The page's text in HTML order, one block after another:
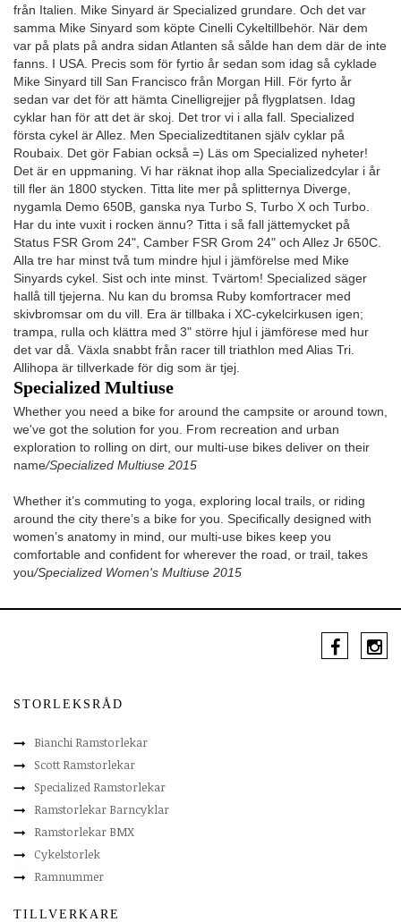
från Italien. Mike Sinyard är Specialized grundare. Och det var
samma Mike Sinyard som köpte Cinelli Cykeltillbehör. När dem
var på plats på andra sidan Atlanten så sålde han dem där de inte
fanns. I USA. Precis som för fyrtio år sedan som idag så cyklade
Mike Sinyard till San Francisco från Morgan Hill. För fyrto år
sedan var det för att hämta Cinelligrejjer på flygplatsen. Idag
cyklar han för att det är skoj. Det tror vi i alla fall. Specialized
första cykel är Allez. Men Specializedtitanen själv cyklar på
Roubaix. Det gör Fabian också =) Läs om Specialized nyheter!
Det är en uppmaning. Vi har räknat ihop alla Specializedcylar i år
till fler än 1800 stycken. Titta lite mer på splitternya Diverge,
nygamla Demo 650B, ganska nya Turbo S, Turbo X och Turbo.
Har du inte vuxit i rocken ännu? Titta i så fall jättemycket på
Status FSR Grom 24", Camber FSR Grom 24" och Allez Jr 650C.
Alla tre har minst två tum mindre hjul i jämförelse med Mike
Sinyards cykel. Sist och inte minst. Tvärtom! Specialized säger
hallå till tjejerna. Nu kan du bromsa Ruby komfortracer med
skivbromsar om du vill. Era är tillbaka i XC-cykelcirkusen igen;
trampa, rulla och klättra med 3" större hjul i jämförese med hur
det var då. Växla snabbt från racer till triathlon med Alias Tri.
Allihopa är tillverkade för dig som är tjej.
Specialized Multiuse
Whether you need a bike for around the campsite or around town,
we've got the solution for you. From recreation and urban
exploration to rolling on dirt, our multi-use bikes deliver on their
name/Specialized Multiuse 2015
Whether it’s commuting to yoga, exploring local trails, or riding
around the city there’s a bike for you. Specifically designed with
women’s anatomy in mind, our multi-use bikes keep you
comfortable and confident for wherever the road, or trail, takes
you/Specialized Women's Multiuse 2015
STORLEKSRÅD
Bianchi Ramstorlekar
Scott Ramstorlekar
Specialized Ramstorlekar
Ramstorlekar Barncyklar
Ramstorlekar BMX
Cykelstorlek
Ramnummer
TILLVERKARE